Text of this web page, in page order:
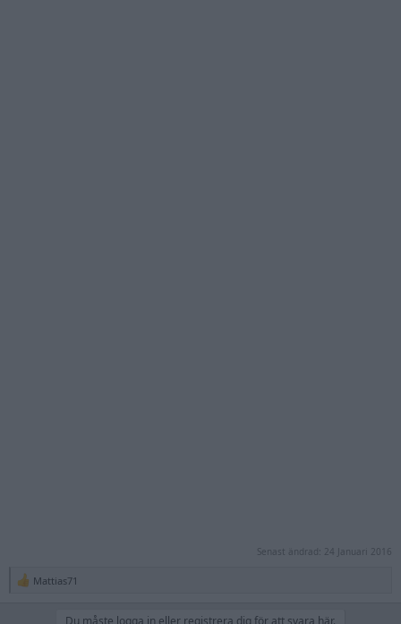
Senast ändrad: 24 Januari 2016
R
Mattias71